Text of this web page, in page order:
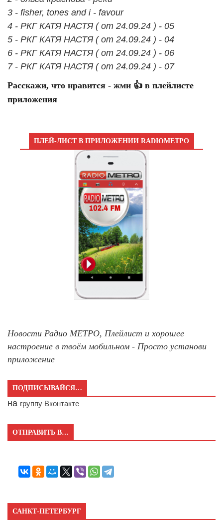
3 - fisher, tones and i - favour
4 - РКГ КАТЯ НАСТЯ ( от 24.09.24 ) - 05
5 - РКГ КАТЯ НАСТЯ ( от 24.09.24 ) - 04
6 - РКГ КАТЯ НАСТЯ ( от 24.09.24 ) - 06
7 - РКГ КАТЯ НАСТЯ ( от 24.09.24 ) - 07
Расскажи, что нравится - жми 👍 в плейлисте
приложения
ПЛЕЙ-ЛИСТ В ПРИЛОЖЕНИИ RADIOМЕТРО
Новости Радио МЕТРО, Плейлист и хорошее
настроение в твоём мобильном - Просто установи
приложение
ПОДПИСЫВАЙСЯ…
на группу Вконтакте
ОТПРАВИТЬ В…
САНКТ-ПЕТЕРБУРГ